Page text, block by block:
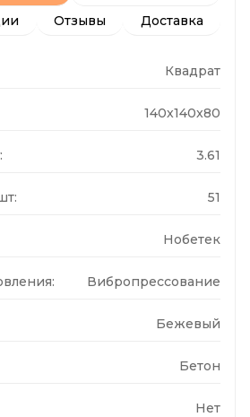
Отзывы Доставка
Квадрат
140x140x80
3.61
51
Нобетек
Вибропрессование
Бежевый
Бетон
Нет